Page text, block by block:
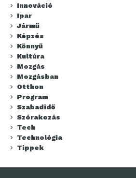
Innováció
Ipar
Jármű
Képzés
Könnyű
Kultúra
Mozgás
Mozgásban
Otthon
Program
Szabadidő
Szórakozás
Tech
Technológia
Tippek